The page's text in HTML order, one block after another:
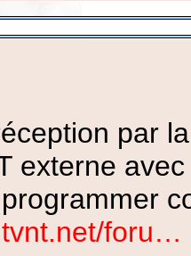
par
externe
foru…